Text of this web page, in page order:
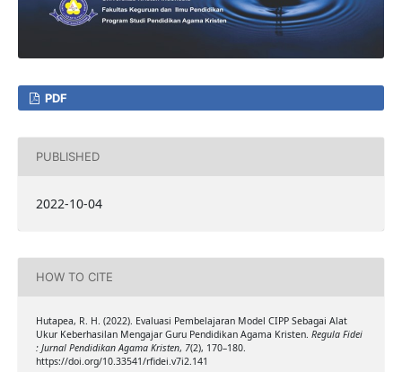
PDF
PUBLISHED
2022-10-04
HOW TO CITE
Hutapea, R. H. (2022). Evaluasi Pembelajaran Model CIPP Sebagai Alat
Ukur Keberhasilan Mengajar Guru Pendidikan Agama Kristen. Regula Fidei
: Jurnal Pendidikan Agama Kristen, 7(2), 170–180.
https://doi.org/10.33541/rfidei.v7i2.141